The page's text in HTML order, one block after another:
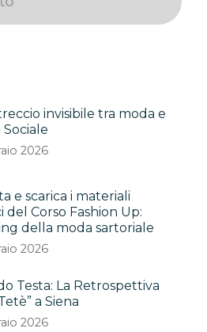
invisibile tra moda e
2026
e scarica i materiali
del Corso Fashion Up:
della moda sartoriale
2026
Testa: La Retrospettiva
a Siena
2026